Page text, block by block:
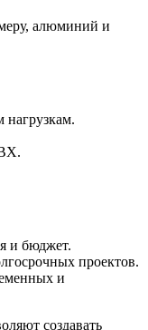
алюминий и
нагрузкам.
и бюджет.
проектов.
и
создавать